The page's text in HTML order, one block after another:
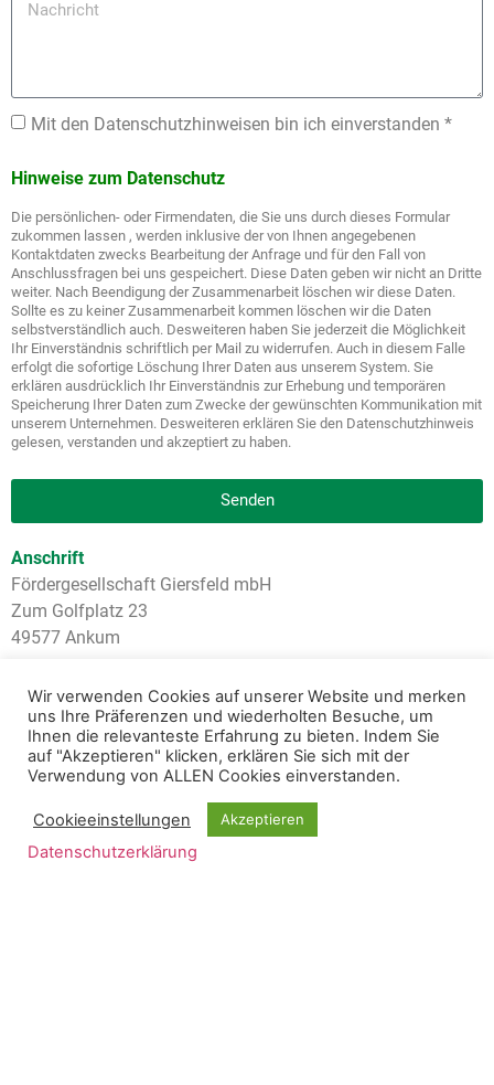
Mit den Datenschutzhinweisen bin ich einverstanden *
Hinweise zum Datenschutz
Die persönlichen- oder Firmendaten, die Sie uns durch dieses Formular
zukommen lassen , werden inklusive der von Ihnen angegebenen
Kontaktdaten zwecks Bearbeitung der Anfrage und für den Fall von
Anschlussfragen bei uns gespeichert. Diese Daten geben wir nicht an Dritte
weiter. Nach Beendigung der Zusammenarbeit löschen wir diese Daten.
Sollte es zu keiner Zusammenarbeit kommen löschen wir die Daten
selbstverständlich auch. Desweiteren haben Sie jederzeit die Möglichkeit
Ihr Einverständnis schriftlich per Mail zu widerrufen. Auch in diesem Falle
erfolgt die sofortige Löschung Ihrer Daten aus unserem System. Sie
erklären ausdrücklich Ihr Einverständnis zur Erhebung und temporären
Speicherung Ihrer Daten zum Zwecke der gewünschten Kommunikation mit
unserem Unternehmen. Desweiteren erklären Sie den Datenschutzhinweis
gelesen, verstanden und akzeptiert zu haben.
Senden
Anschrift
Fördergesellschaft Giersfeld mbH
Zum Golfplatz 23
49577 Ankum
Telefon:+49 (0) 5466 301
Telefax: +49 (0) 5466 910 81
E-Mail:info@artlandgolf.de
Internet:www.artlandgolf.de
www.giersfeld.de
Wir verwenden Cookies auf unserer Website und merken
uns Ihre Präferenzen und wiederholten Besuche, um
Ihnen die relevanteste Erfahrung zu bieten. Indem Sie
auf "Akzeptieren" klicken, erklären Sie sich mit der
Verwendung von ALLEN Cookies einverstanden.
Cookieeinstellungen Akzeptieren
Datenschutzerklärung